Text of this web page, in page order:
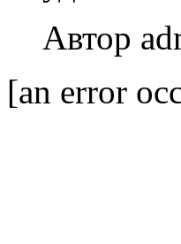
Автор
[an error